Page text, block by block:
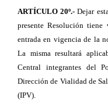
ARTÍCULO 20º.-Dejar
presente Resolución
entrada en vigencia de la
La misma resultará
Central integrantes del
Dirección de Vialidad de
(IPV).